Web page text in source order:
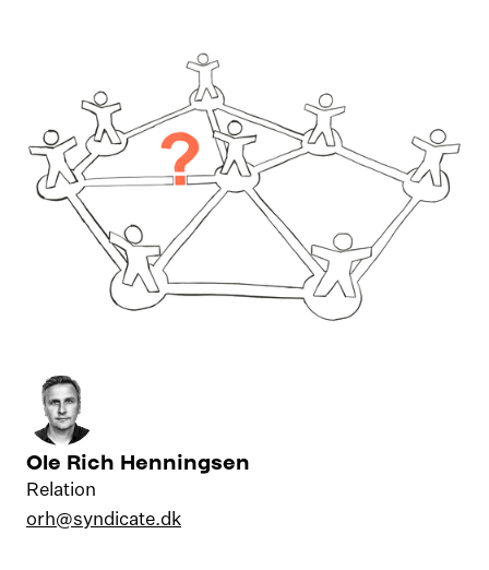
Ole Rich Henningsen
Relation
orh@syndicate.dk